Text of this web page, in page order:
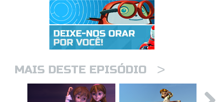
MAIS DESTE EPISÓDIO >